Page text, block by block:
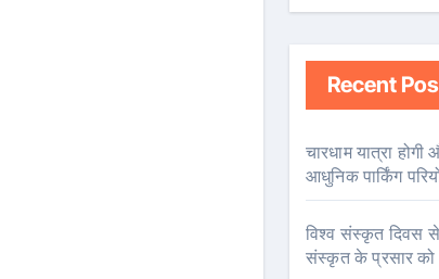
Recent
चारधाम यात्रा
आधुनिक पार्किंग
विश्व संस्कृत दिवस से
संस्कृत के प्रसार को